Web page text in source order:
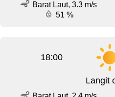
Barat Laut, 3.3 m/s
51 %
18:00
Langit